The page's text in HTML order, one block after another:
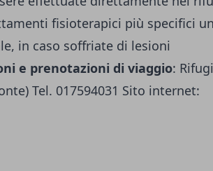
fisioterapici più specifici
in caso soffriate di lesioni
e prenotazioni di viaggio:
Tel. 017594031 Sito internet: